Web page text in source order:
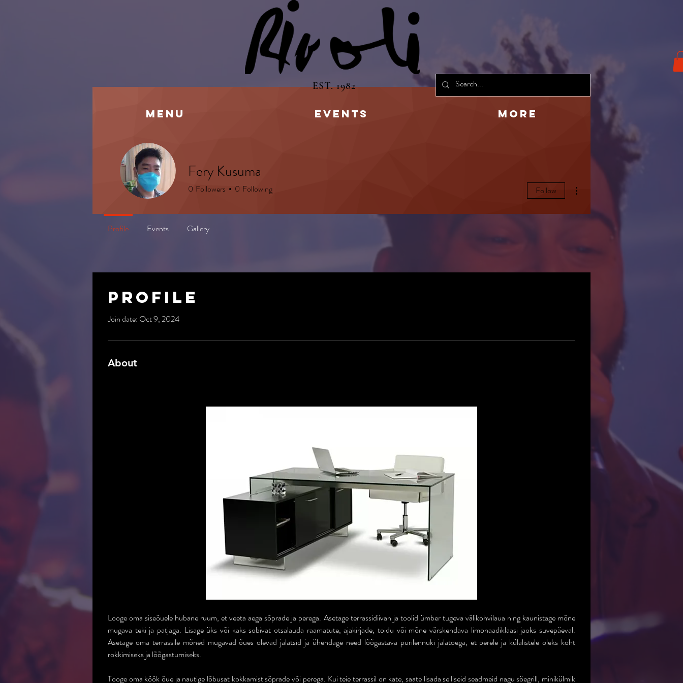
EST. 1982
MENU EVENTS More
Profile
Join date: Oct 9, 2024
About
Looge oma siseõuele hubane ruum, et veeta aega sõprade ja perega. Asetage terrassidiivan ja toolid ümber tugeva välikohvilaua ning kaunistage mõne
mugava teki ja patjaga. Lisage üks või kaks sobivat otsalauda raamatute, ajakirjade, toidu või mõne värskendava limonaadiklaasi jaoks suvepäeval.
Asetage oma terrassile mõned mugavad õues olevad jalatsid ja ühendage need lõõgastava purilennuki jalatoega, et perele ja külalistele oleks koht
rokkimiseks ja lõõgastumiseks.
Tooge oma köök õue ja nautige lõbusat kokkamist sõprade või perega. Kui teie terrassil on kate, saate lisada selliseid seadmeid nagu söegrill, minikülmik
Fery Kusuma
0 Followers 0 Following Follow
Profile Events Gallery